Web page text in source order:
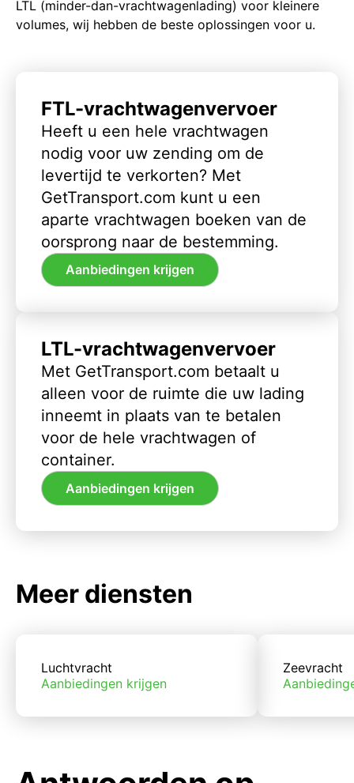
LTL (minder-dan-vrachtwagenlading) voor kleinere
volumes, wij hebben de beste oplossingen voor u.
FTL-vrachtwagenvervoer
Heeft u een hele vrachtwagen
nodig voor uw zending om de
levertijd te verkorten? Met
GetTransport.com kunt u een
aparte vrachtwagen boeken van de
oorsprong naar de bestemming.
Aanbiedingen krijgen
LTL-vrachtwagenvervoer
Met GetTransport.com betaalt u
alleen voor de ruimte die uw lading
inneemt in plaats van te betalen
voor de hele vrachtwagen of
container.
Aanbiedingen krijgen
Meer diensten
Luchtvracht
Aanbiedingen krijgen
Zeevracht